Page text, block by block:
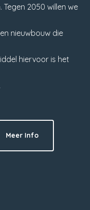
2050 willen we
nieuwbouw die
hiervoor is het
Meer Info